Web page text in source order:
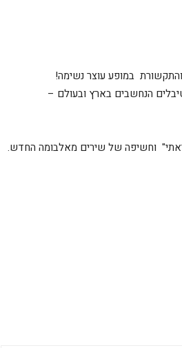
במופע עוצר נשימה!
וחשיפה של שירים מאלבומה החדש.